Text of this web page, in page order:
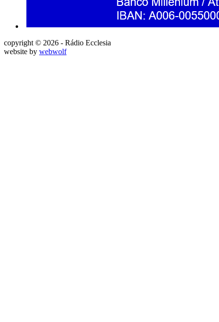
copyright © 2026 - Rádio Ecclesia
website by webwolf